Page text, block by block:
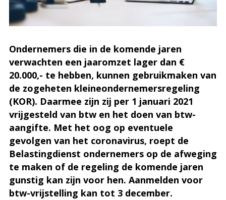
Ondernemers die in de komende jaren
verwachten een jaaromzet lager dan €
20.000,- te hebben, kunnen gebruikmaken van
de zogeheten kleineondernemersregeling
(KOR). Daarmee zijn zij per 1 januari 2021
vrijgesteld van btw en het doen van btw-
aangifte. Met het oog op eventuele
gevolgen van het coronavirus, roept de
Belastingdienst ondernemers op de afweging
te maken of de regeling de komende jaren
gunstig kan zijn voor hen. Aanmelden voor
btw-vrijstelling kan tot 3 december.